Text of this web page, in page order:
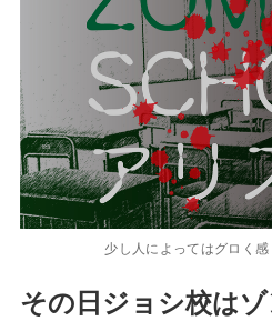
少し人によってはグロく感
その日ジョシ校は